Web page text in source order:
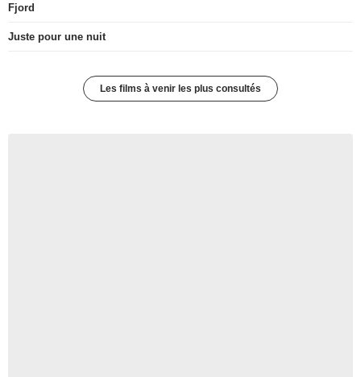
Fjord
Juste pour une nuit
Les films à venir les plus consultés